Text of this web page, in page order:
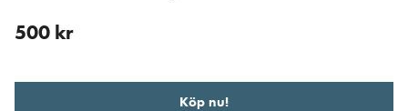
500 kr
Köp nu!